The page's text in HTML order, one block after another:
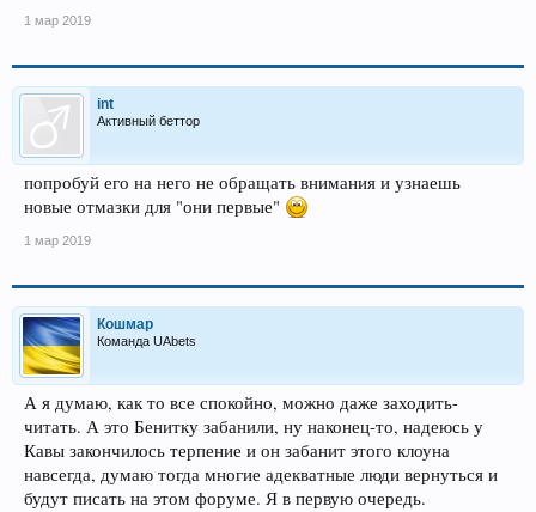
1 мар 2019
int
Активный беттор
попробуй его на него не обращать внимания и узнаешь
новые отмазки для "они первые"
1 мар 2019
Кошмар
Команда UAbets
А я думаю, как то все спокойно, можно даже заходить-
читать. А это Бенитку забанили, ну наконец-то, надеюсь у
Кавы закончилось терпение и он забанит этого клоуна
навсегда, думаю тогда многие адекватные люди вернуться и
будут писать на этом форуме. Я в первую очередь.